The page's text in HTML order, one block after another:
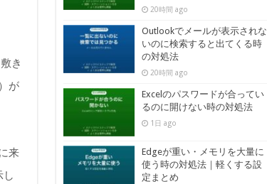
き
が
来
し
20時間 ago
Outlookでメールが表示されな
いのに検索すると出てくる時
の対処法
20時間 ago
Excelのパスワードが合ってい
るのに開けない時の対処法
1日 ago
Edgeが重い・メモリを大量に
使う時の対処法｜軽くする設
定まとめ